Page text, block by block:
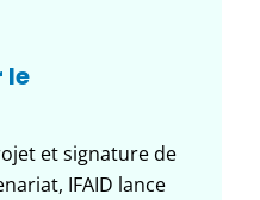
le
et signature de
IFAID lance